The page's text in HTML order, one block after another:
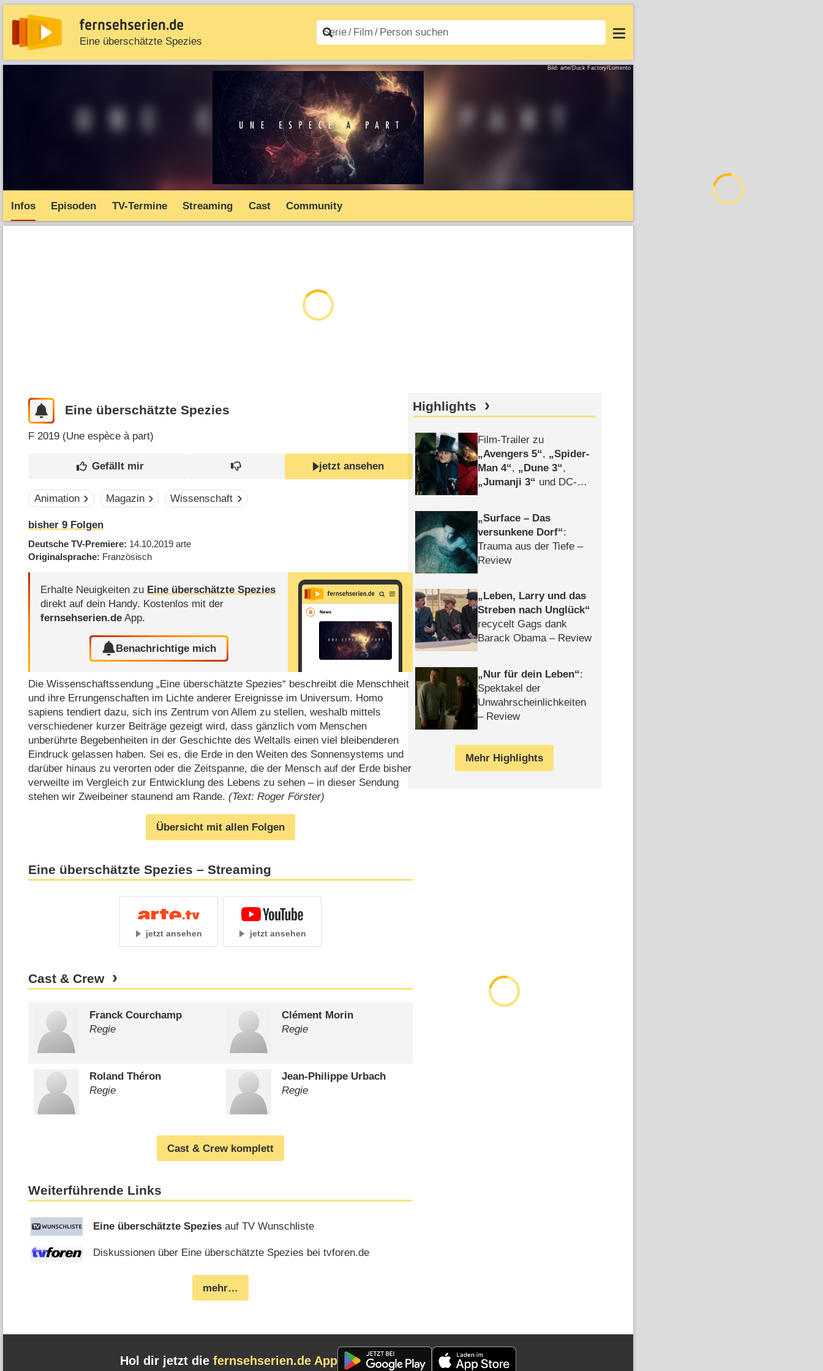
Eine überschätzte Spezies
News Entdecken Streaming TV-Starts Filme A–Z Login
Bild: arte/Duck Factory/Lumento
Infos Episoden TV-Termine Streaming Cast Community
Eine überschätzte Spezies
F 2019 (Une espèce à part)
jetzt ansehen
Animation Magazin Wissenschaft
bisher9 Folgen
Deutsche TV-Premiere 14.10.2019arte
Originalsprache Französisch
Erhalte Neuigkeiten zu Eine überschätzte Spezies
direkt auf dein Handy. Kostenlos mit der
fernsehserien.de App.
Benachrichtige mich
Die Wissenschaftssendung „Eine überschätzte Spezies“ beschreibt die Menschheit
und ihre Errungenschaften im Lichte anderer Ereignisse im Universum. Homo
sapiens tendiert dazu, sich ins Zentrum von Allem zu stellen, weshalb mittels
verschiedener kurzer Beiträge gezeigt wird, dass gänzlich vom Menschen
unberührte Begebenheiten in der Geschichte des Weltalls einen viel bleibenderen
Eindruck gelassen haben. Sei es, die Erde in den Weiten des Sonnensystems und
darüber hinaus zu verorten oder die Zeitspanne, die der Mensch auf der Erde bisher
verweilte im Vergleich zur Entwicklung des Lebens zu sehen – in dieser Sendung
stehen wir Zweibeiner staunend am Rande.(Text: Roger Förster)
Übersicht mit allen Folgen
Eine überschätzte Spezies – Streaming
jetzt ansehen jetzt ansehen
Cast & Crew
Franck Courchamp
Regie
Clément Morin
Regie
Roland Théron
Regie
Jean-Philippe Urbach
Regie
Cast & Crew komplett
Weiterführende Links
Eine überschätzte Spezies auf TV Wunschliste
Diskussionen über Eine überschätzte Spezies bei tvforen.de
mehr…
Highlights
Film-Trailer zu
Avengers 5 ,
Spider-
Man 4 , Dune 3 ,
Jumanji 3
und DC-
Surface – Das
versunkene Dorf :
Trauma aus der Tiefe –
Review
Leben, Larry und das
Streben nach Unglück
recycelt Gags dank
Barack Obama – Review
Nur für dein Leben :
Spektakel der
Unwahrscheinlichkeiten
– Review
Mehr Highlights
Hol dir jetzt die fernsehserien.de App